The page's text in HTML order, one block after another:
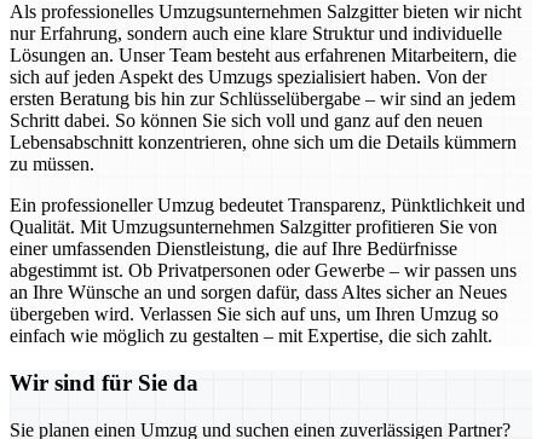
Als professionelles Umzugsunternehmen Salzgitter bieten wir nicht
nur Erfahrung, sondern auch eine klare Struktur und individuelle
Lösungen an. Unser Team besteht aus erfahrenen Mitarbeitern, die
sich auf jeden Aspekt des Umzugs spezialisiert haben. Von der
ersten Beratung bis hin zur Schlüsselübergabe – wir sind an jedem
Schritt dabei. So können Sie sich voll und ganz auf den neuen
Lebensabschnitt konzentrieren, ohne sich um die Details kümmern
zu müssen.
Ein professioneller Umzug bedeutet Transparenz, Pünktlichkeit und
Qualität. Mit Umzugsunternehmen Salzgitter profitieren Sie von
einer umfassenden Dienstleistung, die auf Ihre Bedürfnisse
abgestimmt ist. Ob Privatpersonen oder Gewerbe – wir passen uns
an Ihre Wünsche an und sorgen dafür, dass Altes sicher an Neues
übergeben wird. Verlassen Sie sich auf uns, um Ihren Umzug so
einfach wie möglich zu gestalten – mit Expertise, die sich zahlt.
Wir sind für Sie da
Sie planen einen Umzug und suchen einen zuverlässigen Partner?